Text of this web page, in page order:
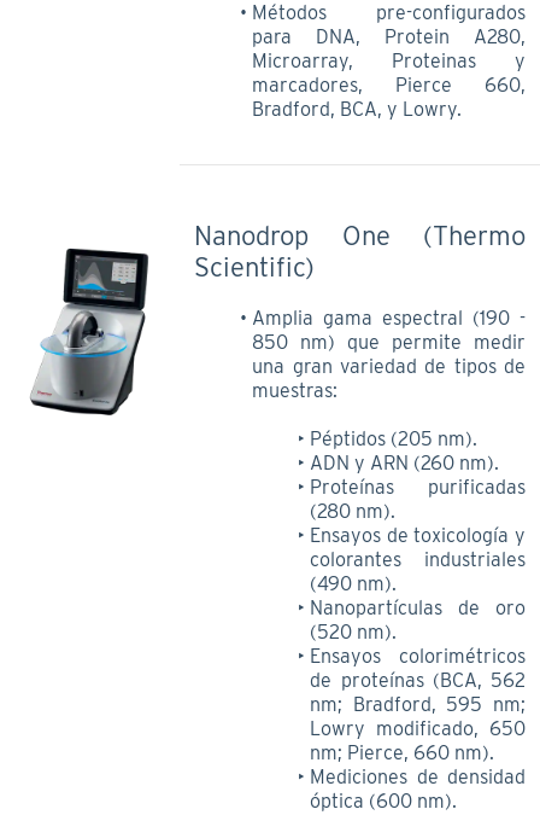
Métodos pre-configurados
para DNA, Protein A280,
Microarray, Proteinas y
marcadores, Pierce 660,
Bradford, BCA, y Lowry.
Nanodrop One (Thermo
Scientific)
Amplia gama espectral (190 -
850 nm) que permite medir
una gran variedad de tipos de
muestras:
Péptidos (205 nm).
ADN y ARN (260 nm).
Proteínas purificadas
(280 nm).
Ensayos de toxicología y
colorantes industriales
(490 nm).
Nanopartículas de oro
(520 nm).
Ensayos colorimétricos
de proteínas (BCA, 562
nm; Bradford, 595 nm;
Lowry modificado, 650
nm; Pierce, 660 nm).
Mediciones de densidad
óptica (600 nm).